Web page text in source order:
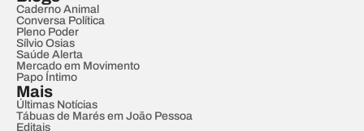
Caderno Animal
Conversa Política
Pleno Poder
Sílvio Osias
Saúde Alerta
Mercado em Movimento
Papo Íntimo
Mais
Últimas Notícias
Tábuas de Marés em João Pessoa
Editais